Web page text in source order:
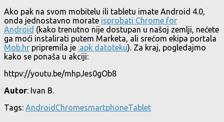
Ako pak na svom mobitelu ili tabletu imate Android 4.0,
onda jednostavno morate isprobati Chrome for
Android (kako trenutno nije dostupan u našoj zemlji, nećete
ga moći instalirati putem Marketa, ali srećom ekipa portala
Mob.hr pripremila je .apk datoteku). Za kraj, pogledajmo
kako se ponaša u akciji:
httpv://youtu.be/mhpJes0gOb8
Autor: Ivan B.
Tags: Android ChromesmartphoneTablet